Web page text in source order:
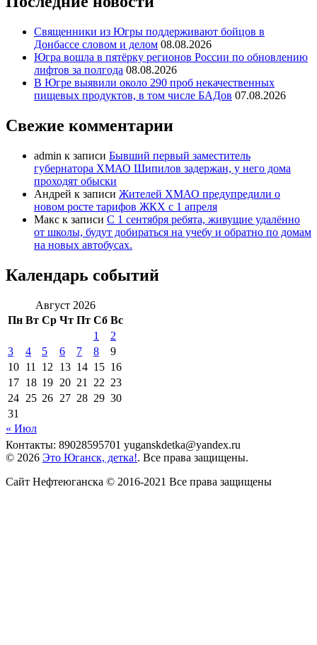
Священники из Югры поддерживают бойцов в
Донбассе словом и делом 08.08.2026
Югра вошла в пятёрку регионов России по обновлению
лифтов за полгода 08.08.2026
В Югре выявили около 290 проб некачественных
пищевых продуктов, в том числе БАДов 07.08.2026
Свежие комментарии
admin к записи Бывший первый заместитель
губернатора ХМАО Шипилов задержан, у него дома
проходят обыски
Андрей к записи Жителей ХМАО предупредили о
новом росте тарифов ЖКХ с 1 апреля
Макс к записи С 1 сентября ребята, живущие удалённо
от школы, будут добираться на учебу и обратно по домам
на новых автобусах.
Календарь событий
Август 2026
Пн Вт Ср Чт Пт Сб Вс
1
2
3
4 5 6 7 8
9
10 11 12 13 14 15 16
17 18 19 20 21 22 23
24 25 26 27 28 29 30
31
« Июл
Контакты: 89028595701 yuganskdetka@yandex.ru
© 2026 Это Юганск, детка!. Все права защищены.
Сайт Нефтеюганска © 2016-2021 Все права защищены